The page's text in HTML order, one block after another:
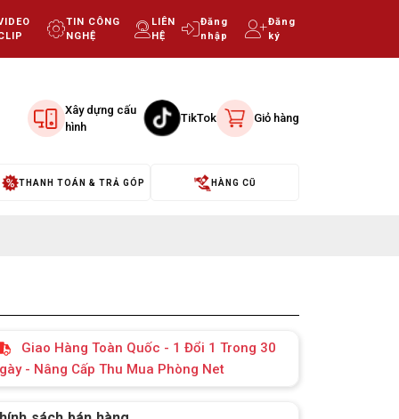
TIN CÔNG
NGHỆ
LIÊN
HỆ
Đăng
nhập
Đăng
ký
Xây dựng cấu
hình
TikTok Giỏ hàng
THANH TOÁN & TRẢ GÓP HÀNG CŨ
Giao Hàng Toàn Quốc - 1 Đổi 1 Trong 30
- Nâng Cấp Thu Mua Phòng Net